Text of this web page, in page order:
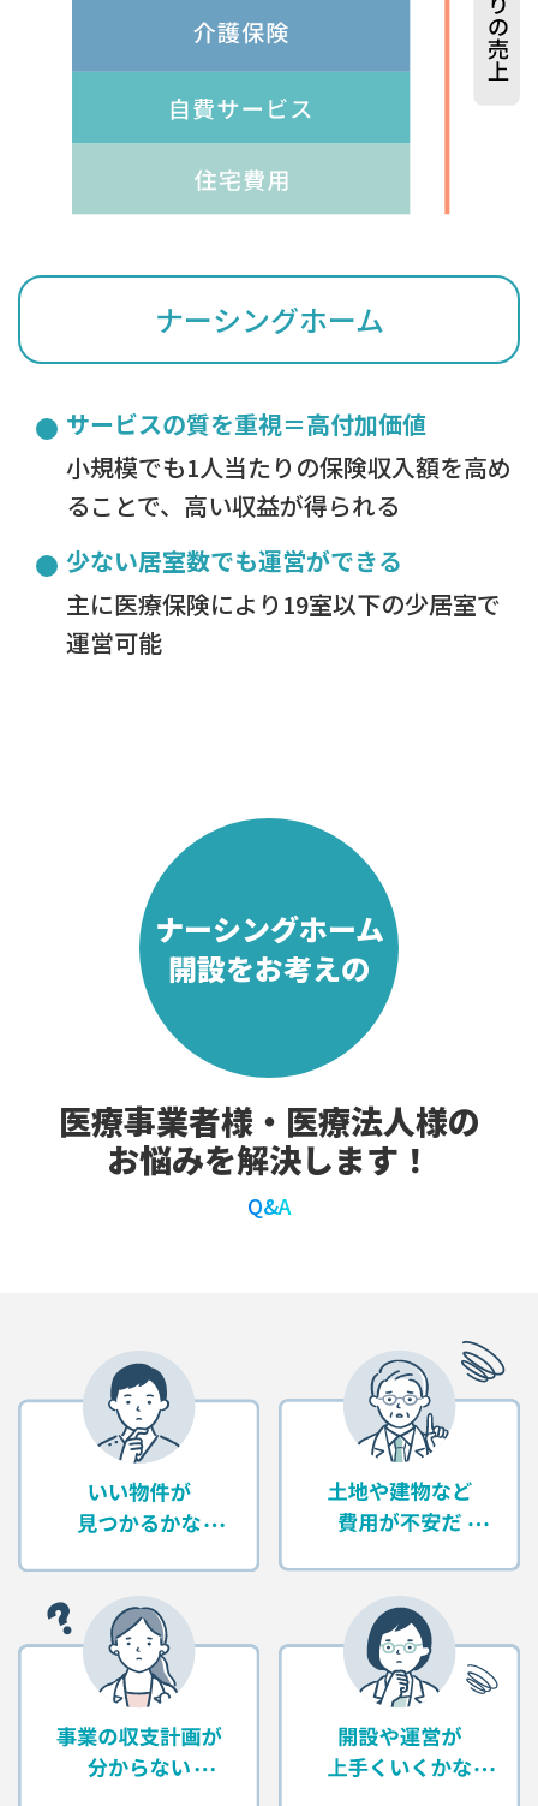
ナーシングホーム
サービスの質を重視＝高付加価値
小規模でも1人当たりの保険収入額を高め
ることで、高い収益が得られる
少ない居室数でも運営ができる
主に医療保険により19室以下の少居室で
運営可能
ナーシングホーム
開設をお考えの
医療事業者様・医療法人様の
お悩みを解決します！
Q&A